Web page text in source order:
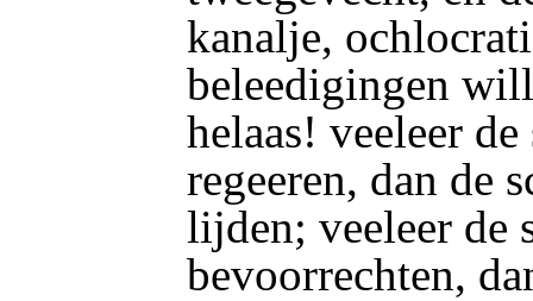
kanalje,
beleedigingen
helaas! veeleer
regeeren, dan de
lijden; veeleer de
bevoorrechten,